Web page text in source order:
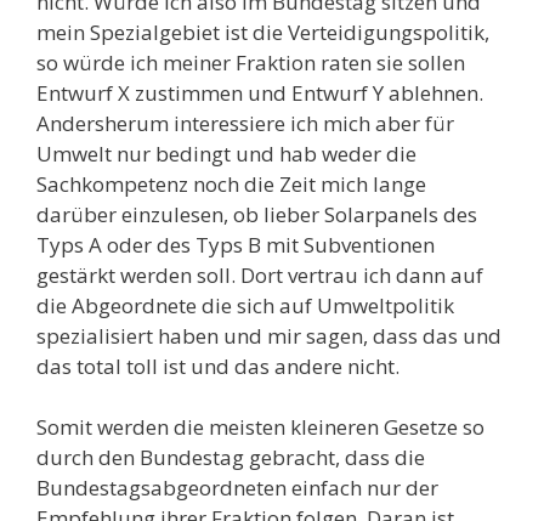
mein Spezialgebiet ist die Verteidigungspolitik,
so würde ich meiner Fraktion raten sie sollen
Entwurf X zustimmen und Entwurf Y ablehnen.
Andersherum interessiere ich mich aber für
Umwelt nur bedingt und hab weder die
Sachkompetenz noch die Zeit mich lange
darüber einzulesen, ob lieber Solarpanels des
Typs A oder des Typs B mit Subventionen
gestärkt werden soll. Dort vertrau ich dann auf
die Abgeordnete die sich auf Umweltpolitik
spezialisiert haben und mir sagen, dass das und
das total toll ist und das andere nicht.
Somit werden die meisten kleineren Gesetze so
durch den Bundestag gebracht, dass die
Bundestagsabgeordneten einfach nur der